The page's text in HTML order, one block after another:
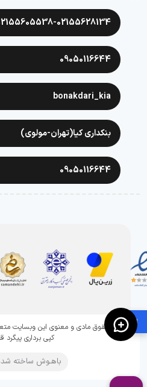
🛍️
02155628134
09050116644
bonakdari_kia
بنکداری کیا(تهران-مولوی)
09050116644
تمامی حقوق مادی و معنوی این وبسایت
کپی برداری پیگرد
باهـوش ساخته